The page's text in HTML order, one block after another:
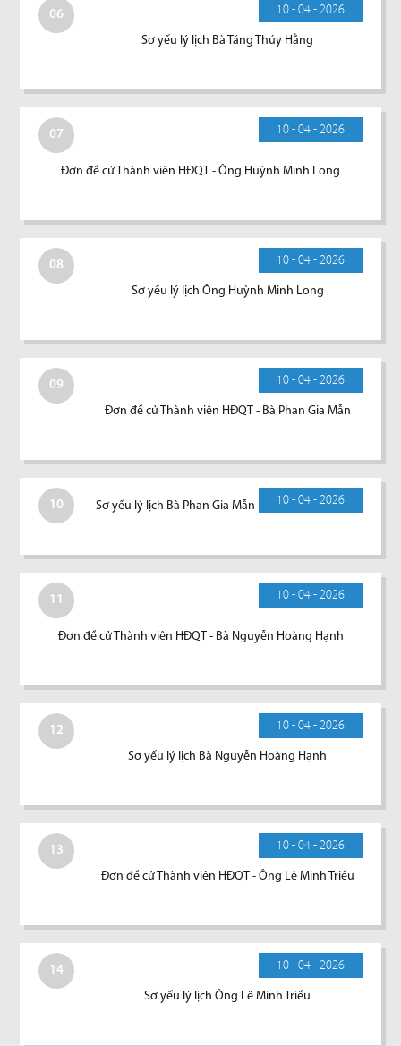
06 10 - 04 - 2026
Sơ yếu lý lịch Bà Tăng Thúy Hằng
07 10 - 04 - 2026
Đơn đề cử Thành viên HĐQT - Ông Huỳnh Minh Long
08 10 - 04 - 2026
Sơ yếu lý lịch Ông Huỳnh Minh Long
09 10 - 04 - 2026
Đơn đề cử Thành viên HĐQT - Bà Phan Gia Mẫn
10 10 - 04 - 2026
Sơ yếu lý lịch Bà Phan Gia Mẫn
11 10 - 04 - 2026
Đơn đề cử Thành viên HĐQT - Bà Nguyễn Hoàng Hạnh
12 10 - 04 - 2026
Sơ yếu lý lịch Bà Nguyễn Hoàng Hạnh
13 10 - 04 - 2026
Đơn đề cử Thành viên HĐQT - Ông Lê Minh Triều
14 10 - 04 - 2026
Sơ yếu lý lịch Ông Lê Minh Triều